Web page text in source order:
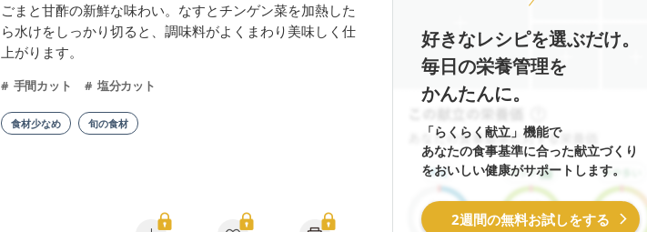
ごまと甘酢の新鮮な味わい。なすとチンゲン菜を加熱した
ら水けをしっかり切ると、調味料がよくまわり美味しく仕
上がります。
手間カット 塩分カット
食材少なめ 旬の食材
好きなレシピを選ぶだけ。
毎日の栄養管理を
かんたんに。
「らくらく献立」機能で
あなたの食事基準に合った献立づくり
をおいしい健康がサポートします。
2週間の無料お試しをする